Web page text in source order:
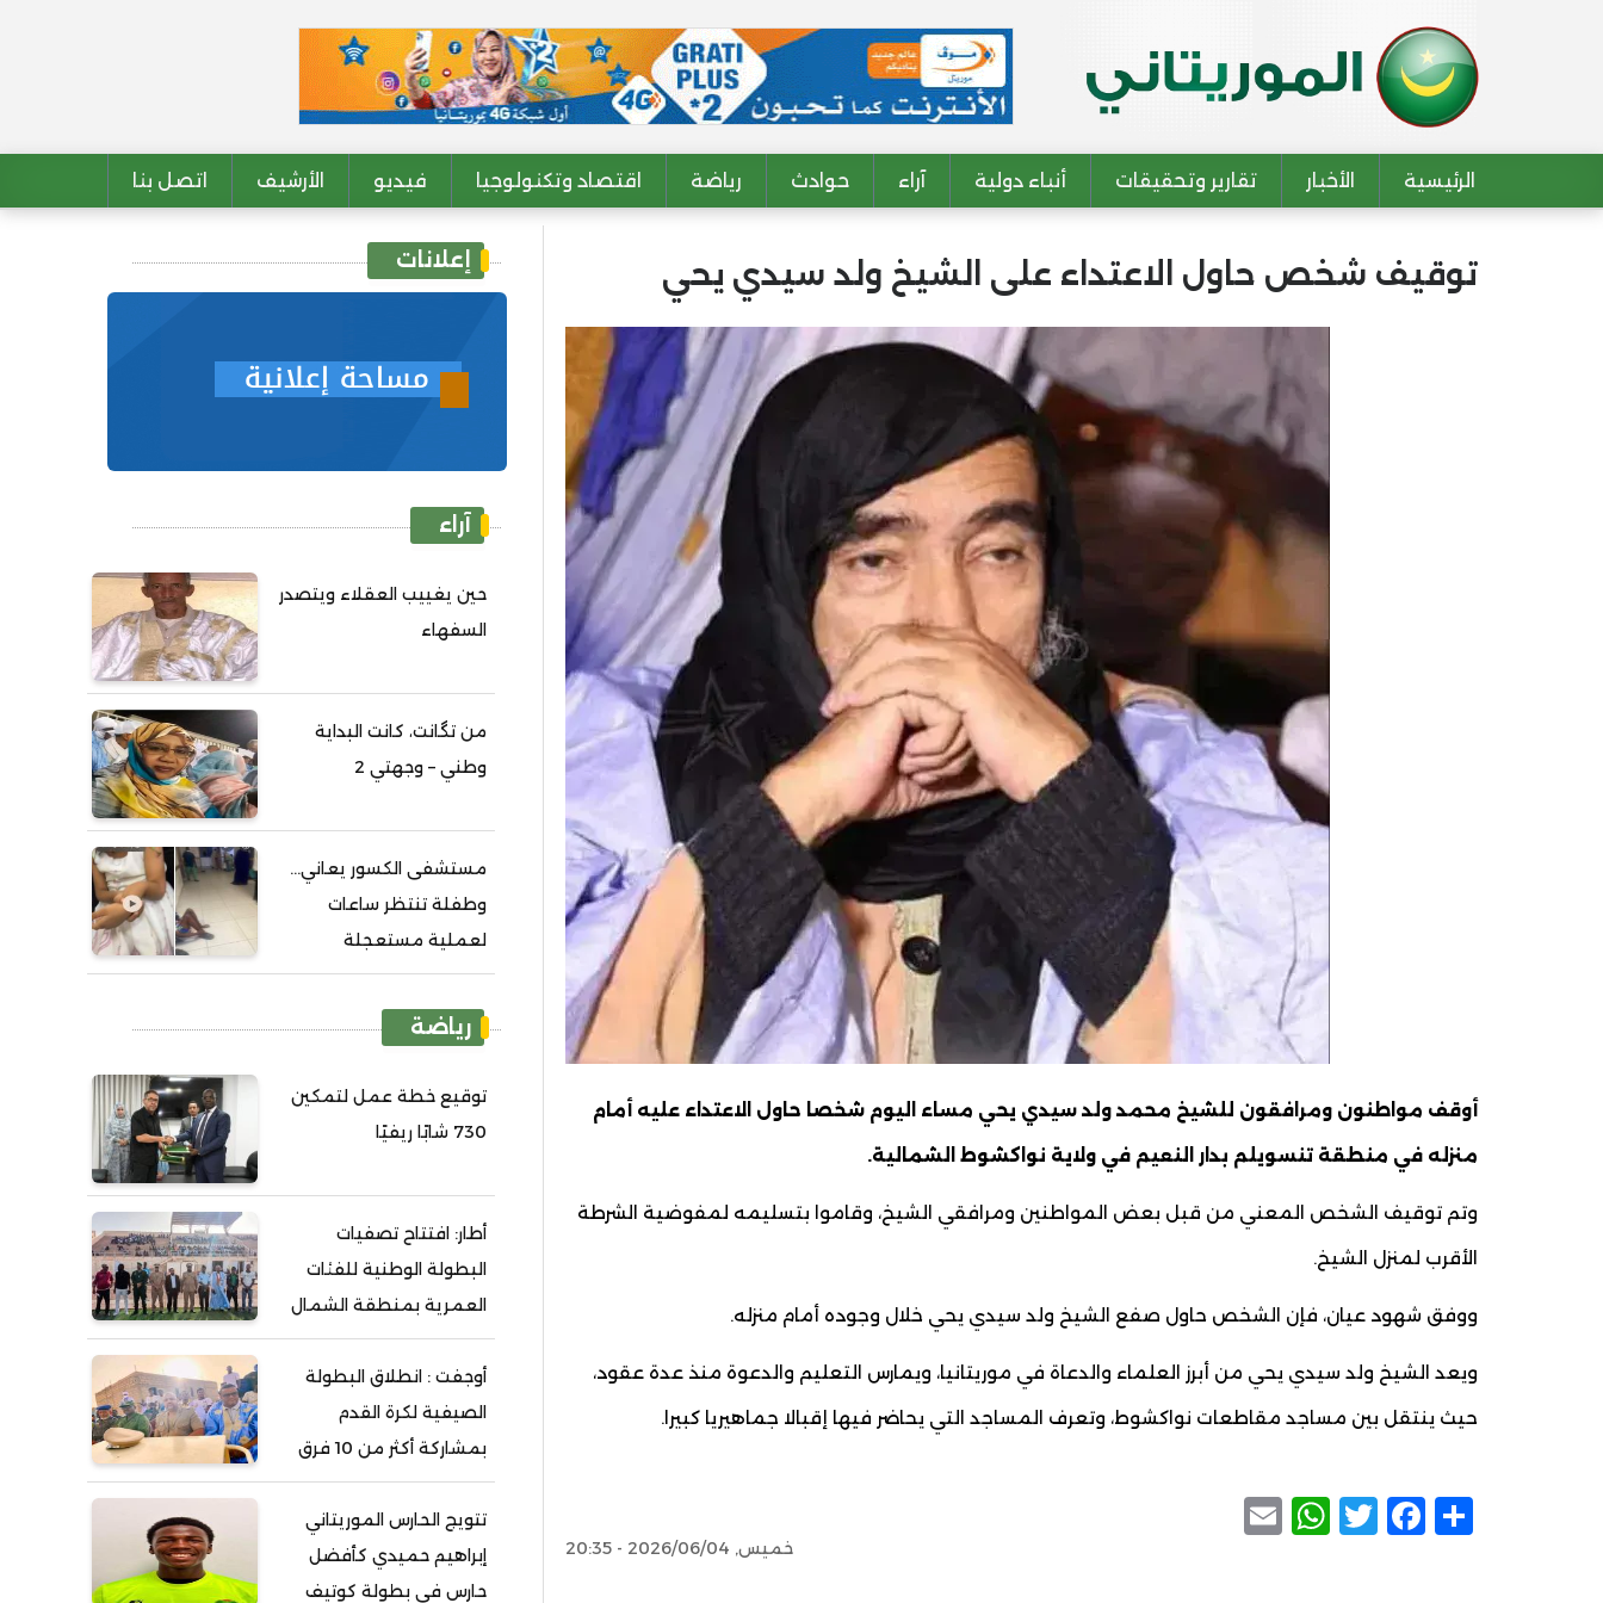
Main navigation
الرئيسية الأخبار تقارير وتحقيقات أنباء دولية آراء حوادث رياضة اقتصاد وتكنولوجيا فيديو الأرشيف اتصل بنا
توقيف شخص حاول الاعتداء على الشيخ ولد سيدي يحي
أوقف مواطنون ومرافقون للشيخ محمد ولد سيدي يحي مساء اليوم شخصا حاول الاعتداء عليه أمام
منزله في منطقة تنسويلم بدار النعيم في ولاية نواكشوط الشمالية.
وتم توقيف الشخص المعني من قبل بعض المواطنين ومرافقي الشيخ، وقاموا بتسليمه لمفوضية الشرطة
الأقرب لمنزل الشيخ.
ووفق شهود عيان، فإن الشخص حاول صفع الشيخ ولد سيدي يحي خلال وجوده أمام منزله.
ويعد الشيخ ولد سيدي يحي من أبرز العلماء والدعاة في موريتانيا، ويمارس التعليم والدعوة منذ عدة عقود،
حيث ينتقل بين مساجد مقاطعات نواكشوط، وتعرف المساجد التي يحاضر فيها إقبالا جماهيريا كبيرا.
Share
Facebook
Twitter
WhatsApp
خميس, 2026/06/04 - 20:35
إعلانات
آراء
حين يغييب العقلاء ويتصدر
السفهاء
من تگانت، كانت البداية
وطني – وجهتي 2
مستشفى الكسور يعاني...
وطفلة تنتظر ساعات
لعملية مستعجلة
رياضة
توقيع خطة عمل لتمكين
730 شابًا ريفيًا
أطار: افتتاح تصفيات
البطولة الوطنية للفئات
العمرية بمنطقة الشمال
أوجفت : انطلاق البطولة
الصيفية لكرة القدم
بمشاركة أكثر من 10 فرق
تتويج الحارس الموريتاني
إبراهيم حميدي كأفضل
حارس في بطولة كوتيف